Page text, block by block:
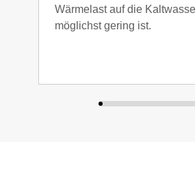
Wärmelast auf die
möglichst gering ist.